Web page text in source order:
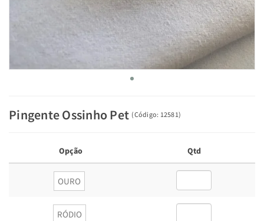
Pingente Ossinho Pet (Código: 12581)
Opção Qtd
OURO
RÓDIO